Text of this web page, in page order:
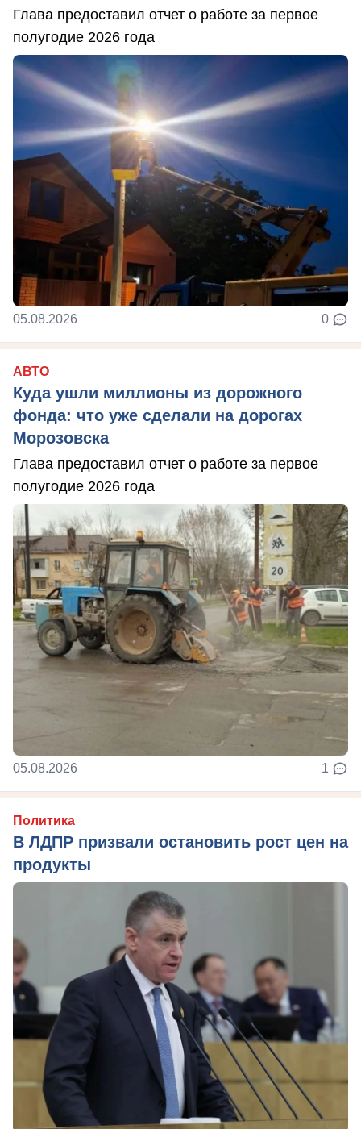
Глава предоставил отчет о работе за первое
полугодие 2026 года
05.08.2026 0
АВТО
Куда ушли миллионы из дорожного
фонда: что уже сделали на дорогах
Морозовска
Глава предоставил отчет о работе за первое
полугодие 2026 года
05.08.2026 1
Политика
В ЛДПР призвали остановить рост цен на
продукты